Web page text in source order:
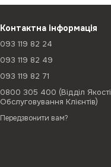
Контактна інформація
093 119 82 24
093 119 82 49
093 119 82 71
0800 305 400 (Відділ Якості
Обслуговування Клієнтів)
Передзвонити вам?